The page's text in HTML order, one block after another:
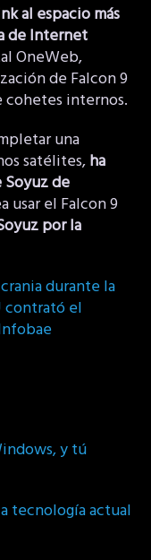
al espacio más
de Internet
OneWeb,
de Falcon 9
cohetes internos.
una
satélites,ha
de
usar el Falcon 9
por la
durante la
contrató el
y tú
tecnología actual